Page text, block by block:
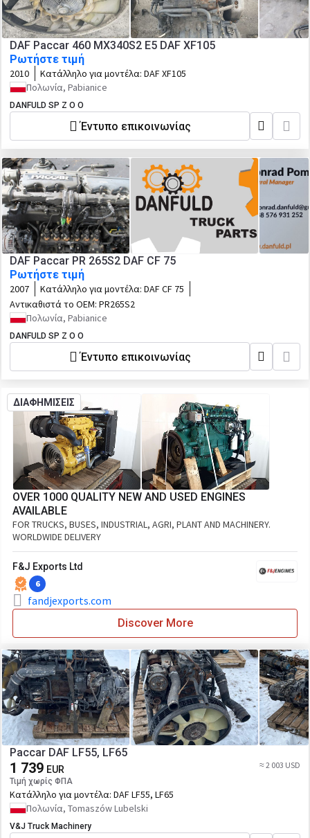
DAF Paccar 460 MX340S2 E5 DAF XF105
Ρωτήστε τιμή
2010 Κατάλληλο για μοντέλα: DAF XF105
Πολωνία, Pabianice
DANFULD SP Z O O
Έντυπο επικοινωνίας
DAF Paccar PR 265S2 DAF CF 75
Ρωτήστε τιμή
2007 Κατάλληλο για μοντέλα: DAF CF 75
Αντικαθιστά το OEM: PR265S2
Πολωνία, Pabianice
DANFULD SP Z O O
Έντυπο επικοινωνίας
ΔΙΑΦΗΜΙΣΕΙΣ
OVER 1000 QUALITY NEW AND USED ENGINES
AVAILABLE
FOR TRUCKS, BUSES, INDUSTRIAL, AGRI, PLANT AND MACHINERY.
WORLDWIDE DELIVERY
F&J Exports Ltd
6
fandjexports.com
Discover More
Paccar DAF LF55, LF65
1 739 EUR
Τιμή χωρίς ΦΠΑ
≈ 2 003 USD
Κατάλληλο για μοντέλα: DAF LF55, LF65
Πολωνία, Tomaszów Lubelski
V&J Truck Machinery